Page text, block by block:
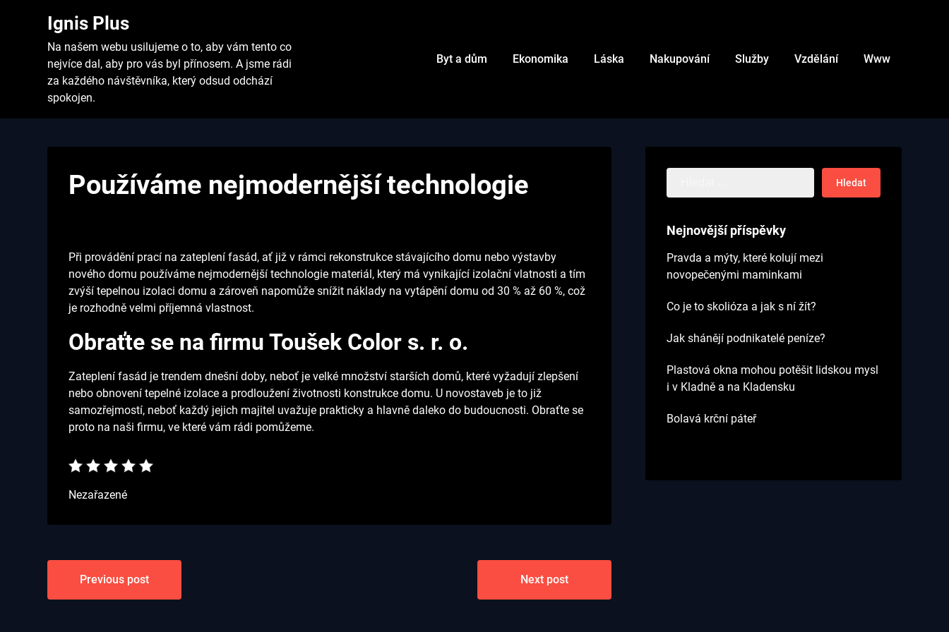
Ignis Plus
Na našem webu usilujeme o to, aby vám tento co
nejvíce dal, aby pro vás byl přínosem. A jsme rádi
za každého návštěvníka, který odsud odchází
spokojen.
Byt a dům Ekonomika Láska Nakupování Služby Vzdělání Www
Používáme nejmodernější technologie
Při provádění prací nazateplení fasád, ať již v rámci rekonstrukce stávajícího domu nebo výstavby
nového domu používáme nejmodernější technologie materiál, který má vynikající izolační vlatnosti a tím
zvýší tepelnou izolaci domu a zároveň napomůže snížit náklady na vytápění domu od 30 % až 60 %, což
je rozhodně velmi příjemná vlastnost.
Obraťte se na firmu Toušek Color s. r. o.
Zateplení fasád je trendem dnešní doby, neboť je velké množství starších domů, které vyžadují zlepšení
nebo obnovení tepelné izolace a prodloužení životnosti konstrukce domu. U novostaveb je to již
samozřejmostí, neboť každý jejich majitel uvažuje prakticky a hlavně daleko do budoucnosti. Obraťte se
proto na naši firmu, ve které vám rádi pomůžeme.
Nezařazené
Navigace
pro
Previous post Next post
Nejnovější příspěvky
Pravda a mýty, které kolují mezi
novopečenými maminkami
Co je to skolióza a jak s ní žít?
Jak shánějí podnikatelé peníze?
Plastová okna mohou potěšit lidskou mysl
i v Kladně a na Kladensku
Bolavá krční páteř